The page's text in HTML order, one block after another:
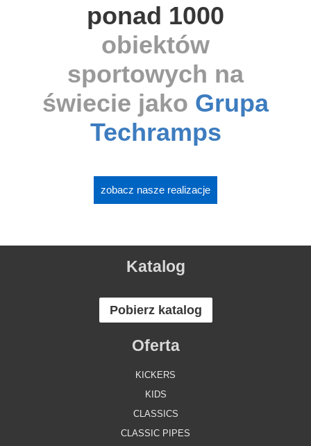
ponad 1000
obiektów
sportowych na
świecie jako Grupa
Techramps
zobacz nasze realizacje
Katalog
Pobierz katalog
Oferta
KICKERS
KIDS
CLASSICS
CLASSIC PIPES